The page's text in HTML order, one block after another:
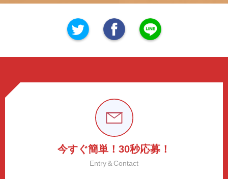
今すぐ簡単！30秒応募！
Entry＆Contact